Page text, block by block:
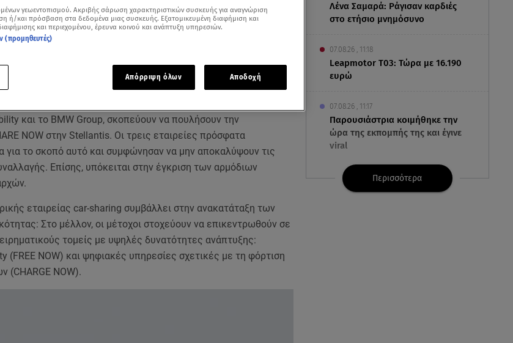
Λένα Σαμαρά: Ράγισαν καρδιές
στο ετήσιο μνημόσυνο
07.08.26 , 11:18
Leapmotor T03: Τώρα με 16.190
ευρώ
07.08.26 , 11:17
Παρουσιάστρια κοιμήθηκε την
ώρα της εκπομπής της και έγινε
viral
07.08.26 , 11:13
Stars System: Γιορτάζει 20
Περισσότερα
μας στην αναζήτηση σας
σας
Add star.gr on Google
και το BMW Group, σκοπεύουν να πουλήσουν την
NOW στην Stellantis. Οι τρεις εταιρείες πρόσφατα
το σκοπό αυτό και συμφώνησαν να μην αποκαλύψουν τις
Επίσης, υπόκειται στην έγκριση των αρμόδιων
εταιρείας car-sharing συμβάλλει στην ανακατάταξη των
Στο μέλλον, οι μέτοχοι στοχεύουν να επικεντρωθούν σε
τομείς με υψηλές δυνατότητες ανάπτυξης:
(FREE NOW) και ψηφιακές υπηρεσίες σχετικές με τη φόρτιση
(CHARGE NOW).
γεωεντοπισμού. Ακριβής σάρωση χαρακτηριστικών συσκευής για αναγνώριση
ή/και πρόσβαση στα δεδομένα μιας συσκευής. Εξατομικευμένη διαφήμιση και
και περιεχομένου, έρευνα κοινού και ανάπτυξη υπηρεσιών.
(προμηθευτές)
Απόρριψη όλων Αποδοχή